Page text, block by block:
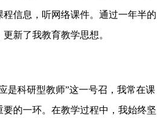
信息，听网络课件。通过一年半的
新了我教育教学思想。
是科研型教师”这一号召，我常在课
的一环。在教学过程中，我始终坚